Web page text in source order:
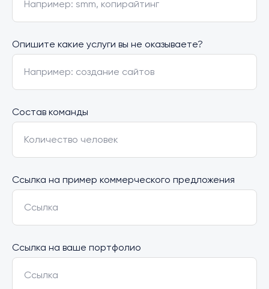
Например: smm, копирайтинг
Опишите какие услуги вы не оказываете?
Например: создание сайтов
Состав команды
Количество человек
Ссылка на пример коммерческого предложения
Ссылка
Ссылка на ваше портфолио
Ссылка